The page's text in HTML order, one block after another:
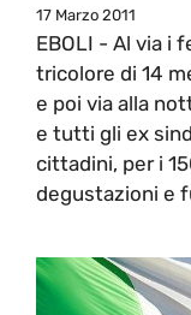
17 Marzo 2011
EBOLI - Al via i
tricolore di 14
e poi via alla
e tutti gli ex
cittadini, per i
degustazioni e